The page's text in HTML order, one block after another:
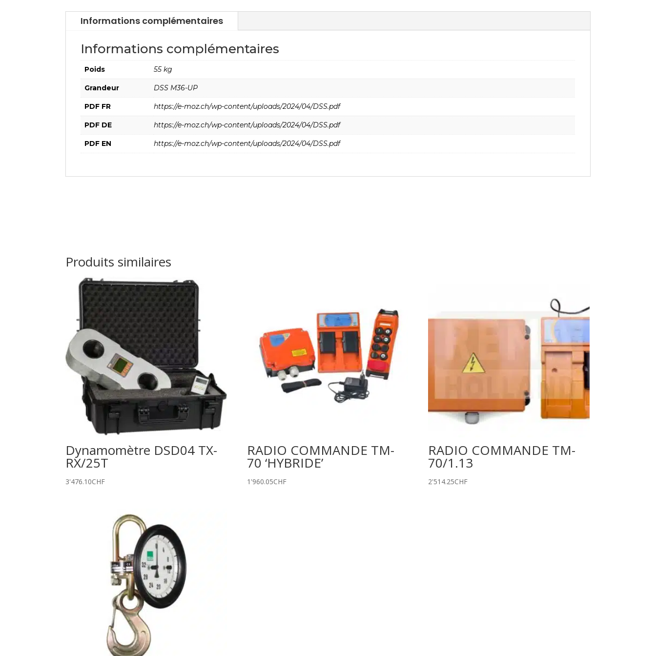
Informations complémentaires
Informations complémentaires
Poids 55 kg
Grandeur DSS M36-UP
PDF FR https://e-moz.ch/wp-content/uploads/2024/04/DSS.pdf
PDF DE https://e-moz.ch/wp-content/uploads/2024/04/DSS.pdf
PDF EN https://e-moz.ch/wp-content/uploads/2024/04/DSS.pdf
Produits similaires
Dynamomètre DSD04 TX-
RX/25T
3'476.10CHF
RADIO COMMANDE TM-
70 ‘HYBRIDE’
1'960.05CHF
RADIO COMMANDE TM-
70/1.13
2'514.25CHF